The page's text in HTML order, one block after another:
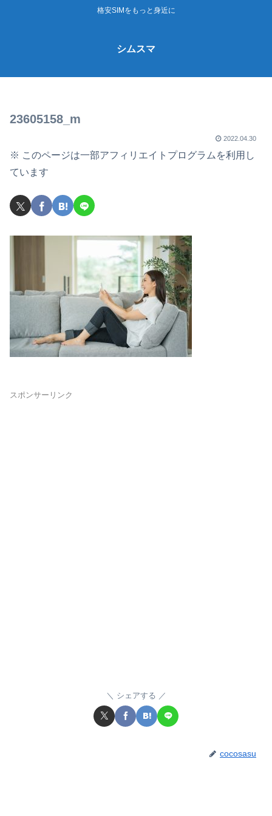
格安SIMをもっと身近に
シムスマ
23605158_m
2022.04.30
※ このページは一部アフィリエイトプログラムを利用し
ています
スポンサーリンク
シェアする
cocosasu